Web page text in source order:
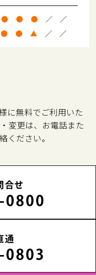
● ● ● ／ ／
● ● ▲ ／ ／
に無料でご利用いた
変更は、お電話また
ください。
合せ
0800
通
0803